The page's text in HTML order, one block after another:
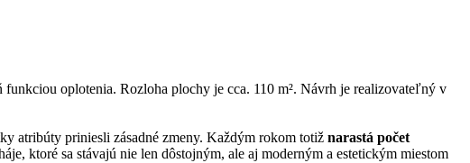
oplotenia. Rozloha plochy je cca. 110 m². Návrh je realizovateľný v
atribúty priniesli zásadné zmeny. Každým rokom totiž narastá počet
ktoré sa stávajú nie len dôstojným, ale aj moderným a estetickým miestom